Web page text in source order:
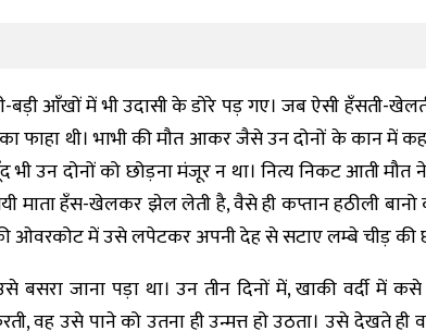
बड़ी आँखों में भी उदासी के डोरे पड़ गए। जब ऐसी हँसती-
का फाहा थी। भाभी की मौत आकर जैसे उन दोनों के कान में
उन दोनों को छोड़ना मंजूर न था। नित्य निकट आती मौत
माता हँस-खेलकर झेल लेती है, वैसे ही कप्तान हठीली
ओवरकोट में उसे लपेटकर अपनी देह से सटाए लम्बे चीड़ की
बसरा जाना पड़ा था। उन तीन दिनों में, खाकी वर्दी में
वह उसे पाने को उतना ही उन्मत्त हो उठता। उसे देखते